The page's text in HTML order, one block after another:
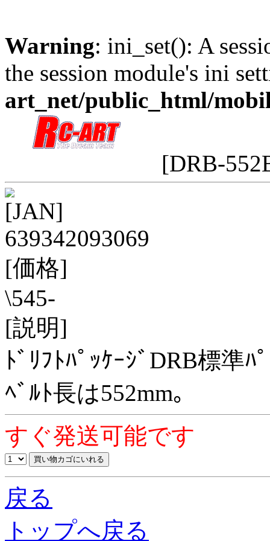
Warning: ini_set(): A
the session module's ini
art_net/public_html/
[DRB-
[JAN]
639342093069
[価格]
\545-
[説明]
ﾄﾞﾘﾌﾄﾊﾟｯｹｰｼﾞDRB標準ﾊ
ﾍﾞﾙﾄ長は552mm｡
すぐ発送可能です
戻る
トップへ戻る